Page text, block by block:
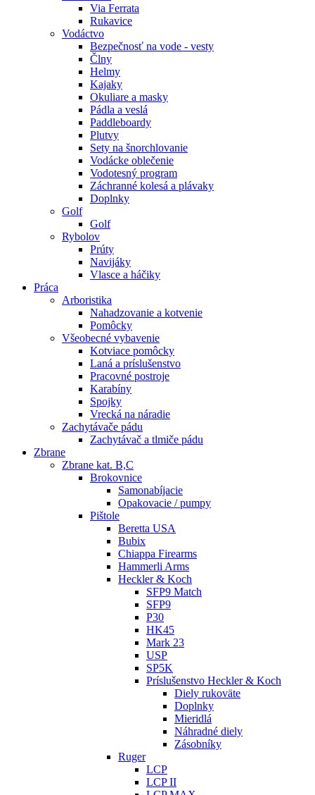
Via Ferrata
Rukavice
Vodáctvo
Bezpečnosť na vode - vesty
Člny
Helmy
Kajaky
Okuliare a masky
Pádla a veslá
Paddleboardy
Plutvy
Sety na šnorchlovanie
Vodácke oblečenie
Vodotesný program
Záchranné kolesá a plávaky
Doplnky
Golf
Golf
Rybolov
Prúty
Navijáky
Vlasce a háčiky
Práca
Arboristika
Nahadzovanie a kotvenie
Pomôcky
Všeobecné vybavenie
Kotviace pomôcky
Laná a príslušenstvo
Pracovné postroje
Karabíny
Spojky
Vrecká na náradie
Zachytávače pádu
Zachytávač a tlmiče pádu
Zbrane
Zbrane kat. B,C
Brokovnice
Samonabíjacie
Opakovacie / pumpy
Pištole
Beretta USA
Bubix
Chiappa Firearms
Hammerli Arms
Heckler & Koch
SFP9 Match
SFP9
P30
HK45
Mark 23
USP
SP5K
Príslušenstvo Heckler & Koch
Diely rukoväte
Doplnky
Mieridlá
Náhradné diely
Zásobníky
Ruger
LCP
LCP II